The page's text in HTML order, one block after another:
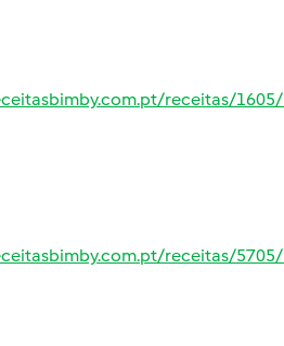
receitas/
receitas/